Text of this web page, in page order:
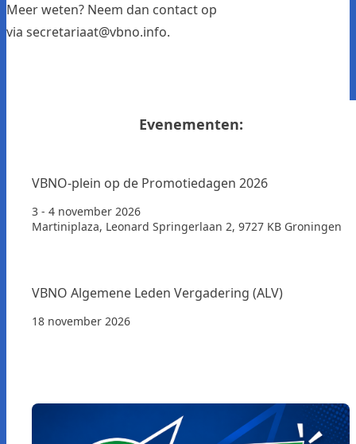
Meer weten? Neem dan contact op
via secretariaat@vbno.info.
Evenementen:
VBNO-plein op de Promotiedagen 2026
3 - 4 november 2026
Martiniplaza, Leonard Springerlaan 2, 9727 KB Groningen
VBNO Algemene Leden Vergadering (ALV)
18 november 2026